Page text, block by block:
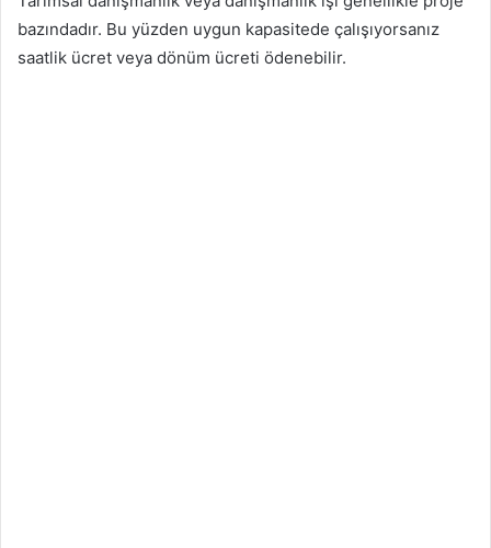
bazındadır. Bu yüzden uygun kapasitede çalışıyorsanız
saatlik ücret veya dönüm ücreti ödenebilir.